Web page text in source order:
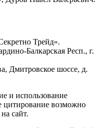
Трейд».
Балкарская Респ., г.
Дмитровское шоссе, д.
и использование
цитирование возможно
сайт.